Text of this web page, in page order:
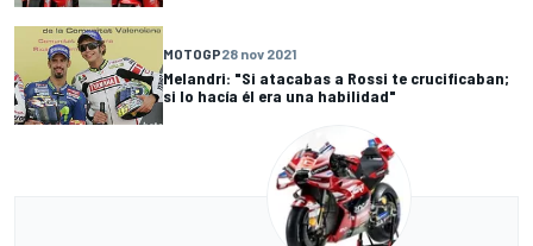
MOTOGP28 nov 2021
Melandri: "Si atacabas a Rossi te crucificaban;
si lo hacía él era una habilidad"